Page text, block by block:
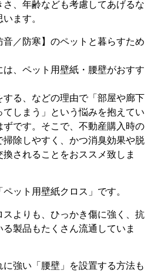
、年齢なども考慮してあげるな
ます。
／防寒】のペットと暮らすため
、ペット用壁紙・腰壁がおすす
る、などの理由で「部屋や廊下
しまう」という悩みを抱えてい
ずです。そこで、不動産購入時の
掃除しやすく、かつ消臭効果や脱
されることをおススメ致しま
ット用壁紙クロス」です。
よりも、ひっかき傷に強く、抗
製品もたくさん流通していま
強い「腰壁」を設置する方法も